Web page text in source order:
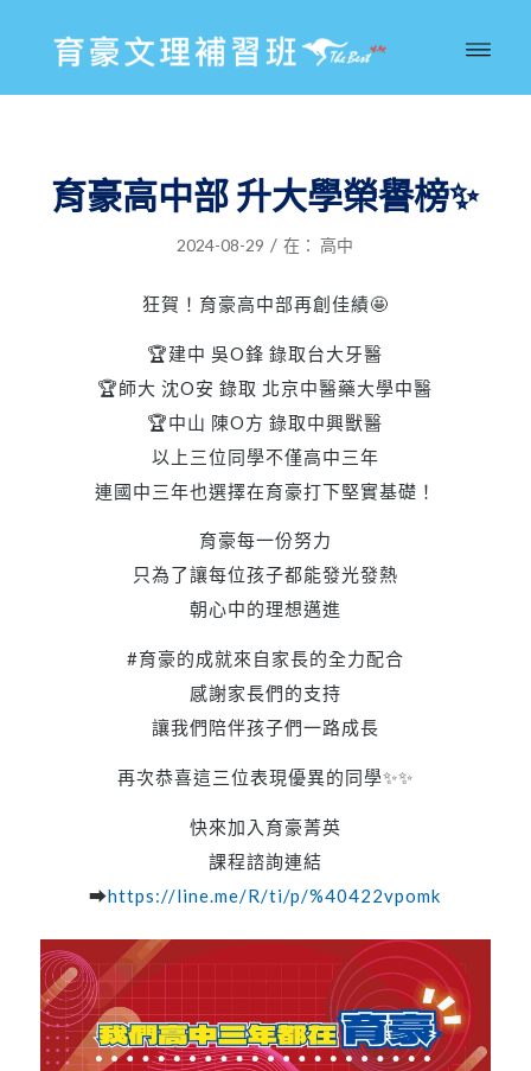
育豪高中部 升大學榮譽榜✨
2024-08-29 / 在：高中
狂賀！育豪高中部再創佳績🤩
🏆建中 吳O鋒 錄取台大牙醫
🏆師大 沈O安 錄取 北京中醫藥大學中醫
🏆中山 陳O方 錄取中興獸醫
以上三位同學不僅高中三年
連國中三年也選擇在育豪打下堅實基礎！
育豪每一份努力
只為了讓每位孩子都能發光發熱
朝心中的理想邁進
#育豪的成就來自家長的全力配合
感謝家長們的支持
讓我們陪伴孩子們一路成長
再次恭喜這三位表現優異的同學✨✨
快來加入育豪菁英
課程諮詢連結
➡https://line.me/R/ti/p/%40422vpomk